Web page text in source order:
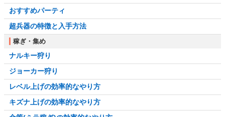
おすすめパーティ
超兵器の特徴と入手方法
稼ぎ・集め
ナルキー狩り
ジョーカー狩り
レベル上げの効率的なやり方
キズナ上げの効率的なやり方